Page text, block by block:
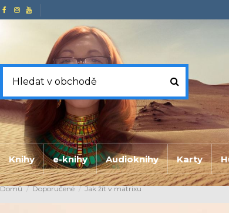
Knihy e-knihy Audioknihy Karty
Domů Doporučené Jak žít v matrixu